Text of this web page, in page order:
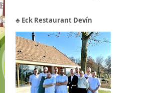
♣ Eck Restaurant Devín